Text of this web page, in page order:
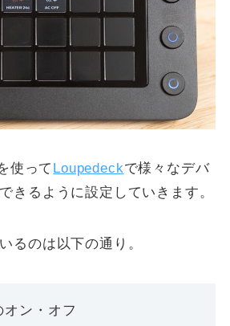
使って Loupedeckで様々なデバ
きるように設定していきます。
るのは以下の通り。
オン・オフ